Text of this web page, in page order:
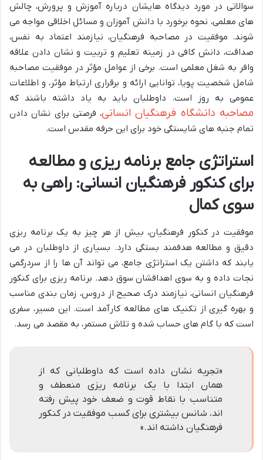
سوالاتی در مورد دیدگاه هایشان درباره آموزش و پرورش، چالش
های معلمی، نحوه برخورد با دانش آموزان و مسائل اخلاقی مواجه می
شوند. موفقیت در مصاحبه فرهنگیان، نیازمند اعتماد به نفس،
صداقت، دانش کافی در زمینه تعلیم و تربیت و نشان دادن علاقه
وافر به شغل معلمی است. برخی از عوامل مؤثر در موفقیت مصاحبه
شامل شخصیت پویا، توانایی ارائه و برقراری ارتباط مؤثر، و اطلاعات
عمومی به روز است. داوطلبان باید به یاد داشته باشند که
مصاحبه دانشگاه فرهنگیان انسانی، فرصتی برای نشان دادن
تمام جنبه های شایستگی خود برای این حرفه مقدس است.
استراتژی جامع برنامه ریزی و مطالعه
برای کنکور فرهنگیان انسانی: راهی به
سوی کمال
موفقیت در کنکور فرهنگیان، بیش از هر چیز به یک برنامه ریزی
دقیق و مطالعه هدفمند بستگی دارد. بسیاری از داوطلبان در می
یابند که داشتن یک استراتژی جامع، می تواند آن ها را از سردرگمی
نجات داده و به سوی اهدافشان سوق دهد. برنامه ریزی برای کنکور
فرهنگیان انسانی، نیازمند درک صحیح از دروس، زمان بندی مناسب
و بهره گیری از تکنیک های مطالعه کارآمد است. این مسیر، سفری
است که با گام های حساب شده و تلاش مستمر، به مقصد می رسد.
«تجربه نشان داده است که داوطلبانی که از
همان ابتدا با یک برنامه ریزی منعطف و
متناسب با نقاط قوت و ضعف خود پیش رفته
اند، شانس بیشتری برای کسب موفقیت در کنکور
فرهنگیان داشته اند.»